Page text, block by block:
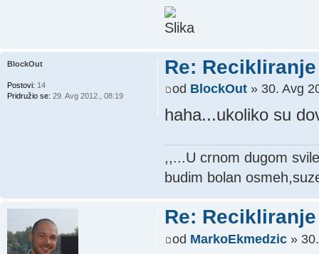
Re:
od BlockOut» 30. Avg
haha...ukoliko su
,,...U crnom dugom
budim bolan
BlockOut
Postovi: 14
Pridružio se: 29. Avg 2012., 08:19
Re:
od MarkoEkmedzic» 30.